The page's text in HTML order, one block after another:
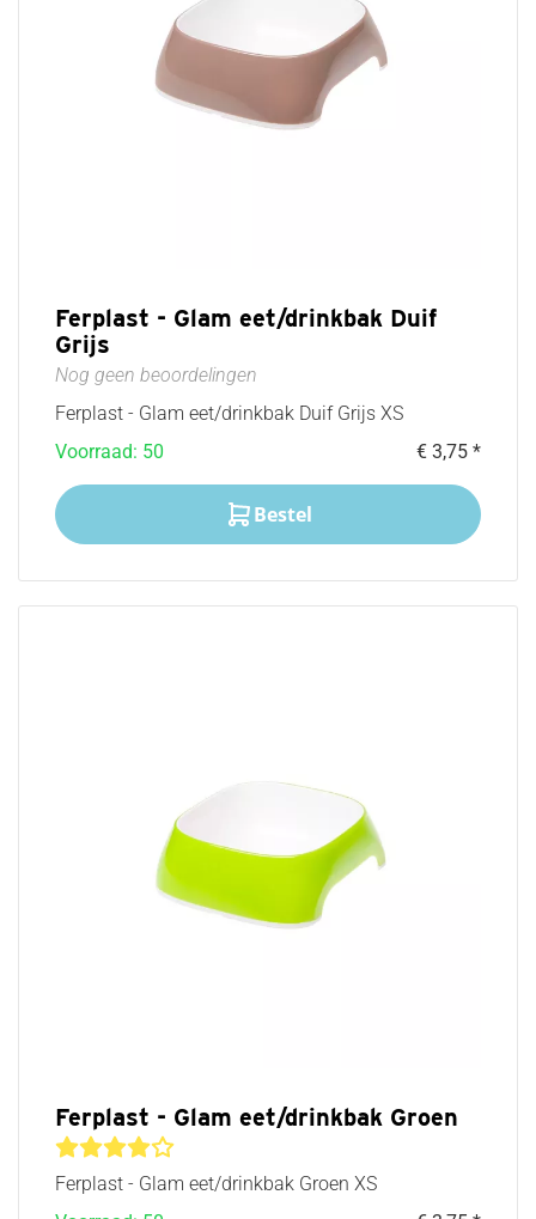
Ferplast - Glam eet/drinkbak Duif
Grijs
Nog geen beoordelingen
Ferplast - Glam eet/drinkbak Duif Grijs XS
Voorraad: 50
€ 3,75 *
Bestel
Ferplast - Glam eet/drinkbak Groen
Ferplast - Glam eet/drinkbak Groen XS